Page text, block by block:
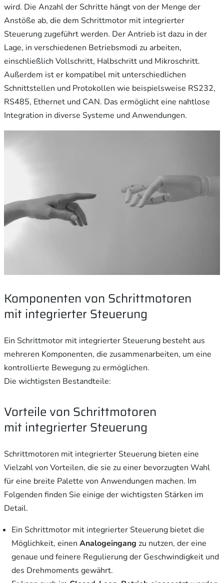
wird. Die Anzahl der Schritte hängt von der Menge der
Anstöße ab, die dem Schrittmotor mit integrierter
Steuerung zugeführt werden. Der Antrieb ist dazu in der
Lage, in verschiedenen Betriebsmodi zu arbeiten,
einschließlich Vollschritt, Halbschritt und Mikroschritt.
Außerdem ist er kompatibel mit unterschiedlichen
Schnittstellen und Protokollen wie beispielsweise RS232,
RS485, Ethernet und CAN. Das ermöglicht eine nahtlose
Integration in diverse Systeme und Anwendungen.
Komponenten von Schrittmotoren
mit integrierter Steuerung
Ein Schrittmotor mit integrierter Steuerung besteht aus
mehreren Komponenten, die zusammenarbeiten, um eine
kontrollierte Bewegung zu ermöglichen.
Die wichtigsten Bestandteile:
Vorteile von Schrittmotoren
mit integrierter Steuerung
Schrittmotoren mit integrierter Steuerung bieten eine
Vielzahl von Vorteilen, die sie zu einer bevorzugten Wahl
für eine breite Palette von Anwendungen machen. Im
Folgenden finden Sie einige der wichtigsten Stärken im
Detail.
Ein Schrittmotor mit integrierter Steuerung bietet die
Möglichkeit, einen Analogeingang zu nutzen, der eine
genaue und feinere Regulierung der Geschwindigkeit und
des Drehmoments gewährt.